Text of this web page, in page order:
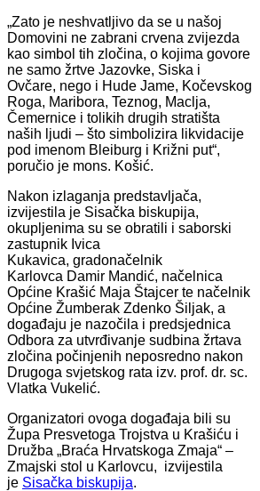
„Zato je neshvatljivo da se u našoj
Domovini ne zabrani crvena zvijezda
kao simbol tih zločina, o kojima govore
ne samo žrtve Jazovke, Siska i
Ovčare, nego i Hude Jame, Kočevskog
Roga, Maribora, Teznog, Maclja,
Čemernice i tolikih drugih stratišta
naših ljudi – što simbolizira likvidacije
pod imenom Bleiburg i Križni put“,
poručio je mons. Košić.
Nakon izlaganja predstavljača,
izvijestila je Sisačka biskupija,
okupljenima su se obratili i saborski
zastupnik Ivica
Kukavica, gradonačelnik
Karlovca Damir Mandić, načelnica
Općine Krašić Maja Štajcer te načelnik
Općine Žumberak Zdenko Šiljak, a
događaju je nazočila i predsjednica
Odbora za utvrđivanje sudbina žrtava
zločina počinjenih neposredno nakon
Drugoga svjetskog rata izv. prof. dr. sc.
Vlatka Vukelić.
Organizatori ovoga događaja bili su
Župa Presvetoga Trojstva u Krašiću i
Družba „Braća Hrvatskoga Zmaja“ –
Zmajski stol u Karlovcu, izvijestila
je Sisačka biskupija.